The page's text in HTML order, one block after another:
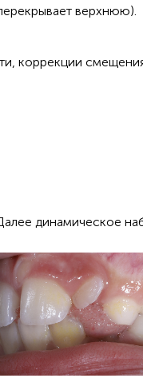
верхнюю).
коррекции
динамическое